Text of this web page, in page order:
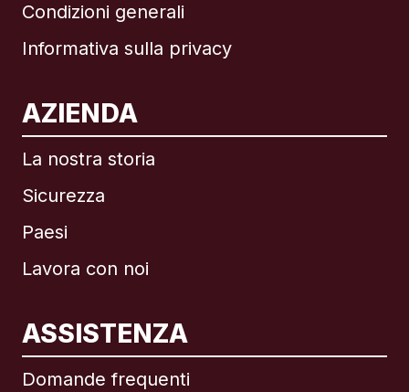
Condizioni generali
Informativa sulla privacy
AZIENDA
La nostra storia
Sicurezza
Paesi
Lavora con noi
ASSISTENZA
Domande frequenti
Internazionale English